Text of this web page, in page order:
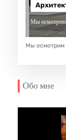
Мы осмотрим
Мы осмотрим
Обо мне